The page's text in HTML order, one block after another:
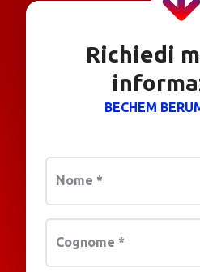
Richiedi
BECHEM
Nome *
Cognome *